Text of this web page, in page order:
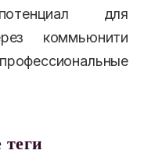
для
коммьюнити